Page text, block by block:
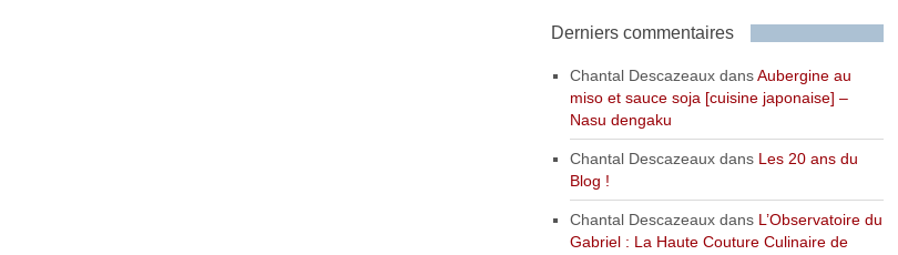
Derniers commentaires
Chantal DescazeauxdansAubergine au
miso et sauce soja [cuisine japonaise] –
Nasu dengaku
Chantal Descazeauxdans Les 20 ans du
Blog !
Chantal Descazeauxdans L’Observatoire du
Gabriel : La Haute Couture Culinaire de